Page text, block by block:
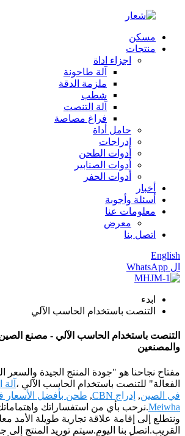
مسكن
منتجات
اجزاء اداة
آلة طاحونة
ملزمة الدقة
شطب
آلة التنصت
فراغ مصاصة
حامل أداة
إدراجات
أدوات الطحن
أدوات الصنابير
أدوات الحفر
أخبار
أسئلة وأجوبة
معلومات عنا
معرض
اتصل بنا
English
ال WhatsApp
ابدء
التنصت باستخدام الحاسب الآلي
التنصت باستخدام الحاسب الآلي - مصنع
والمصنعين
مفتاح نجاحنا هو "جودة المنتج الجيدة والسعر
الفعالة" للتنصت باستخدام الحاسب الآلي ،
في الصين, إدراج CBN , طحن بأفضل الأسعار
Meiwha.نرحب بأي من استفساراتك
ونتطلع إلى إقامة علاقة تجارية طويلة الأمد
القريب.اتصل بنا اليوم.سيتم توريد المنتج إلى